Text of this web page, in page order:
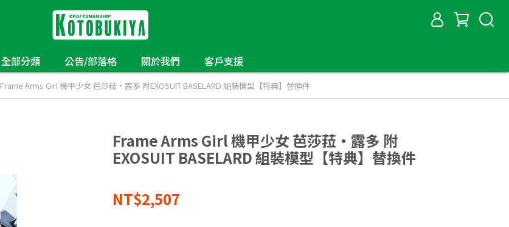
全部分類 公告/部落格 關於我們 客戶支援
Frame Arms Girl 機甲少女 芭莎菈‧露多 附EXOSUIT BASELARD 組裝模型【特典】替換件
Frame Arms Girl 機甲少女 芭莎菈‧露多 附
EXOSUIT BASELARD 組裝模型【特典】替換件
NT$2,507